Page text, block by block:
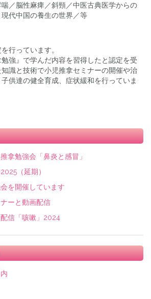
／脳性麻痺／斜頸／中医古典医学からの
代中国の養生の世界／等
行っています。
勉強』で学んだ内容を習得したと認定を受
識と技術で小児推拿セミナーの開催や治
供達の健全育成、症状緩和を行っていま
拿勉強会「鼻炎と感冒」
（延期）
を開催しています
ーと動画配信
信「咳嗽」2024